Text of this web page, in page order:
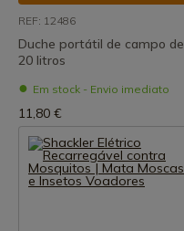
REF: 12486
Duche portátil de campo de
20 litros
Em stock - Envio imediato
11,80 €